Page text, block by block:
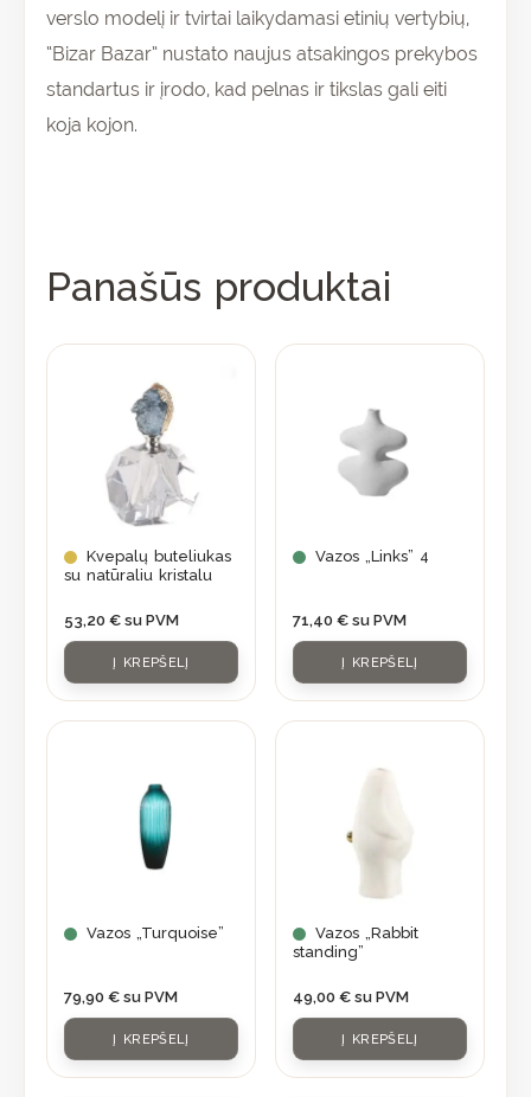
verslo modelį ir tvirtai laikydamasi etinių vertybių,
“Bizar Bazar” nustato naujus atsakingos prekybos
standartus ir įrodo, kad pelnas ir tikslas gali eiti
koja kojon.
Panašūs produktai
Kvepalų buteliukas
su natūraliu kristalu
53,20 € su PVM
Į KREPŠELĮ
Vazos „Links” 4
71,40 € su PVM
Į KREPŠELĮ
Vazos „Turquoise”
79,90 € su PVM
Į KREPŠELĮ
Vazos „Rabbit
standing”
49,00 € su PVM
Į KREPŠELĮ